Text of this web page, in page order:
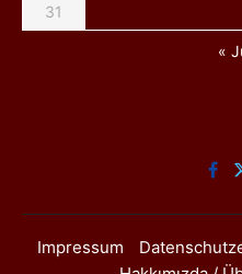
31
«
Impressum